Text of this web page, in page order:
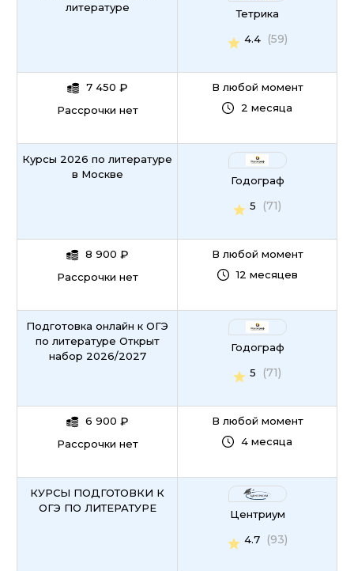
литературе
7 450 ₽
Рассрочки нет
Тетрика
4.4
(59)
В любой момент
2 месяца
Курсы 2026 по литературе
в Москве
8 900 ₽
Рассрочки нет
Годограф
5
(71)
В любой момент
12 месяцев
Подготовка онлайн к ОГЭ
по литературе Открыт
набор 2026/2027
6 900 ₽
Рассрочки нет
Годограф
5
(71)
В любой момент
4 месяца
КУРСЫ ПОДГОТОВКИ К
ОГЭ ПО ЛИТЕРАТУРЕ
Центриум
4.7
(93)